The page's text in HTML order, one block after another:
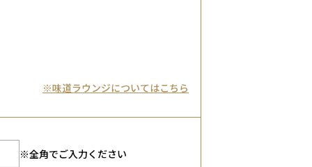
※味道ラウンジについてはこちら
※全角でご入力ください